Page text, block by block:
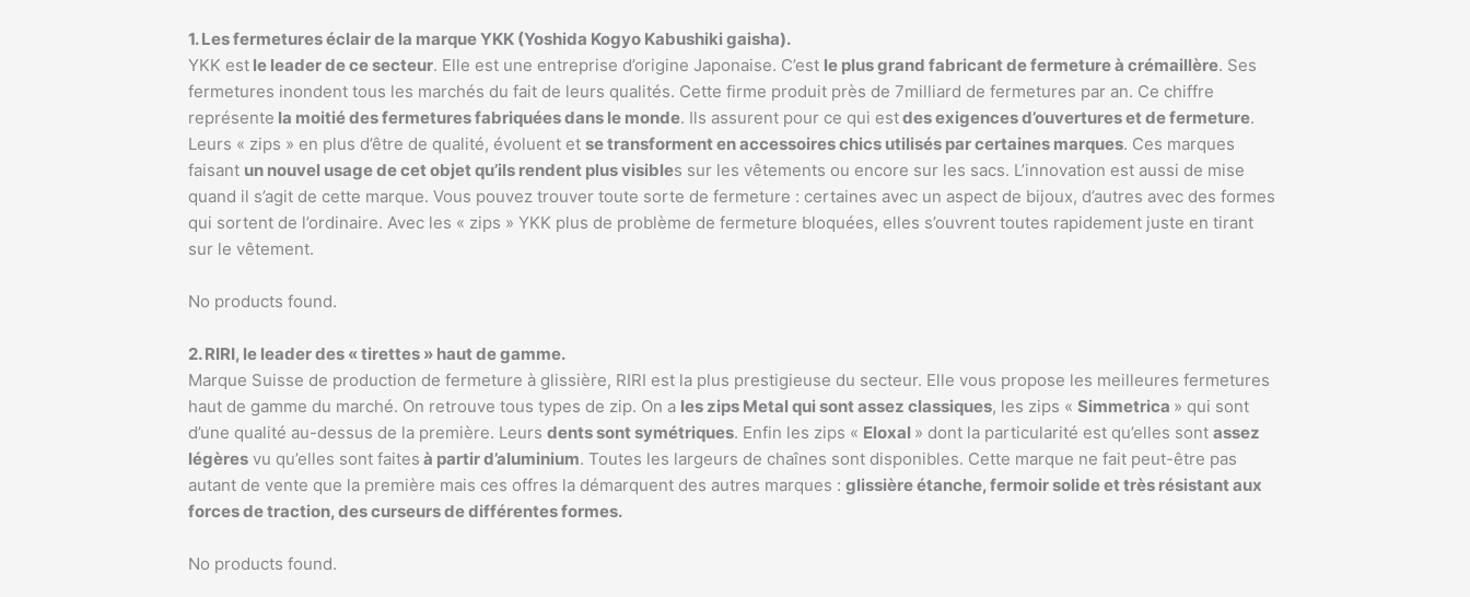
1. Les fermetures éclair de la marque YKK (Yoshida Kogyo Kabushiki gaisha).
YKK est le leader de ce secteur. Elle est une entreprise d’origine Japonaise. C’est le plus grand fabricant de fermeture à crémaillère. Ses
fermetures inondent tous les marchés du fait de leurs qualités. Cette firme produit près de 7milliard de fermetures par an. Ce chiffre
représente la moitié des fermetures fabriquées dans le monde. Ils assurent pour ce qui estdes exigences d’ouvertures et de fermeture.
Leurs « zips » en plus d’être de qualité, évoluent et se transforment en accessoires chics utilisés par certaines marques. Ces marques
faisant un nouvel usage de cet objet qu’ils rendent plus visibles sur les vêtements ou encore sur les sacs. L’innovation est aussi de mise
quand il s’agit de cette marque. Vous pouvez trouver toute sorte de fermeture : certaines avec un aspect de bijoux, d’autres avec des formes
qui sortent de l’ordinaire. Avec les « zips » YKK plus de problème de fermeture bloquées, elles s’ouvrent toutes rapidement juste en tirant
sur le vêtement.
No products found.
2. RIRI, le leader des « tirettes » haut de gamme.
Marque Suisse de production de fermeture à glissière, RIRI est la plus prestigieuse du secteur. Elle vous propose les meilleures fermetures
haut de gamme du marché. On retrouve tous types de zip. On a les zips Metal qui sont assez classiques, les zips « Simmetrica » qui sont
d’une qualité au-dessus de la première. Leurs dents sont symétriques. Enfin les zips « Eloxal » dont la particularité est qu’elles sont assez
légères vu qu’elles sont faites à partir d’aluminium. Toutes les largeurs de chaînes sont disponibles. Cette marque ne fait peut-être pas
autant de vente que la première mais ces offres la démarquent des autres marques : glissière étanche, fermoir solide et très résistant aux
forces de traction, des curseurs de différentes formes.
No products found.